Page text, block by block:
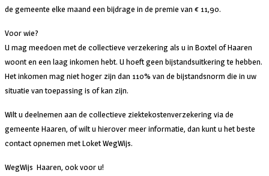
de gemeente elke maand een bijdrage in de premie van € 11,90.
Voor wie?
U mag meedoen met de collectieve verzekering als u in Boxtel of Haaren
woont en een laag inkomen hebt. U hoeft geen bijstandsuitkering te hebben.
Het inkomen mag niet hoger zijn dan 110% van de bijstandsnorm die in uw
situatie van toepassing is of kan zijn.
Wilt u deelnemen aan de collectieve ziektekostenverzekering via de
gemeente Haaren, of wilt u hierover meer informatie, dan kunt u het beste
contact opnemen met Loket WegWijs.
WegWijs Haaren, ook voor u!